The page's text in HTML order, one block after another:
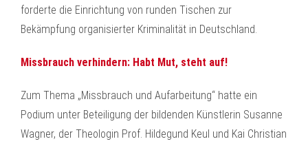
forderte die Einrichtung von runden Tischen zur
Bekämpfung organisierter Kriminalität in Deutschland.
Missbrauch verhindern: Habt Mut, steht auf!
Zum Thema „Missbrauch und Aufarbeitung“ hatte ein
Podium unter Beteiligung der bildenden Künstlerin Susanne
Wagner, der Theologin Prof. Hildegund Keul und Kai Christian